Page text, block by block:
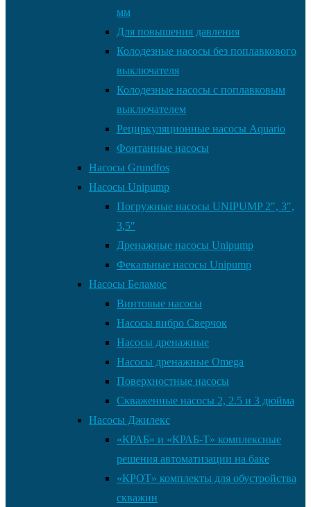
мм
Для повышения давления
Колодезные насосы без поплавкового
выключателя
Колодезные насосы с поплавковым
выключателем
Рециркуляционные насосы Aquario
Фонтанные насосы
Насосы Grundfos
Насосы Unipump
Погружные насосы UNIPUMP 2″, 3″,
3,5″
Дренажные насосы Unipump
Фекальные насосы Unipump
Насосы Беламос
Винтовые насосы
Насосы вибро Сверчок
Насосы дренажные
Насосы дренажные Omega
Поверхностные насосы
Скваженные насосы 2, 2.5 и 3 дюйма
Насосы Джилекс
«КРАБ» и «КРАБ-Т» комплексные
решения автоматизации на баке
«КРОТ» комплекты для обустройства
скважин